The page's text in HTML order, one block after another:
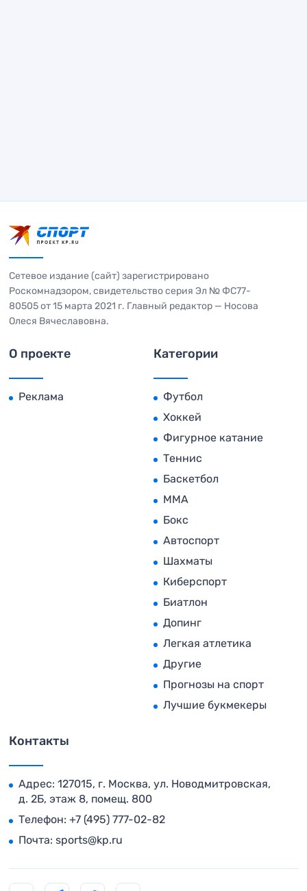
Сетевое издание (сайт) зарегистрировано
Роскомнадзором, свидетельство серия Эл № ФС77-
80505 от 15 марта 2021 г. Главный редактор — Носова
Олеся Вячеславовна.
О проекте
Реклама
Категории
Футбол
Хоккей
Фигурное катание
Теннис
Баскетбол
MMA
Бокс
Автоспорт
Шахматы
Киберспорт
Биатлон
Допинг
Легкая атлетика
Другие
Прогнозы на спорт
Лучшие букмекеры
Контакты
Адрес: 127015, г. Москва, ул. Новодмитровская,
д. 2Б, этаж 8, помещ. 800
Телефон: +7 (495) 777-02-82
Почта: sports@kp.ru